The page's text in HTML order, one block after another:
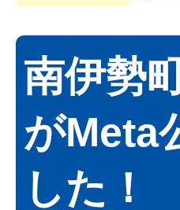
南伊勢
がMeta
した！